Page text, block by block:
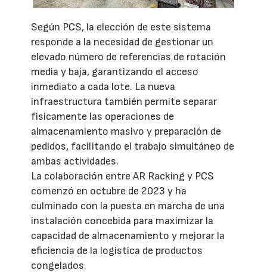
Según PCS, la elección de este sistema
responde a la necesidad de gestionar un
elevado número de referencias de rotación
media y baja, garantizando el acceso
inmediato a cada lote. La nueva
infraestructura también permite separar
físicamente las operaciones de
almacenamiento masivo y preparación de
pedidos, facilitando el trabajo simultáneo de
ambas actividades.
La colaboración entre AR Racking y PCS
comenzó en octubre de 2023 y ha
culminado con la puesta en marcha de una
instalación concebida para maximizar la
capacidad de almacenamiento y mejorar la
eficiencia de la logística de productos
congelados.